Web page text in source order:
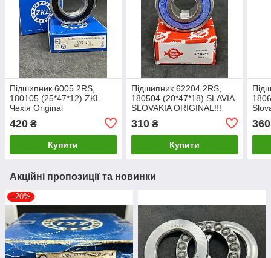
Підшипник 6005 2RS,
180105 (25*47*12) ZKL
Чехія Original
420 ₴
Купити
Підшипник 62204 2RS,
180504 (20*47*18) SLAVIA
SLOVAKIA ORIGINAL!!!
310₴
Купити
360
Акційні пропозиції та новинки
–20%